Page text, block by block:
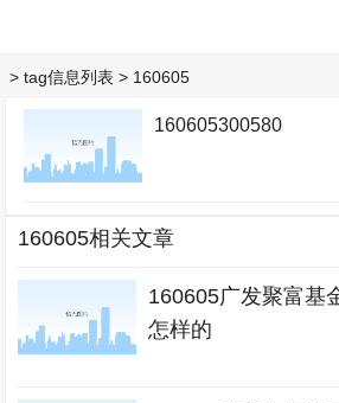
> tag信息列表 > 160605
160605300580
160605相关文章
160605广发聚富基
怎样的